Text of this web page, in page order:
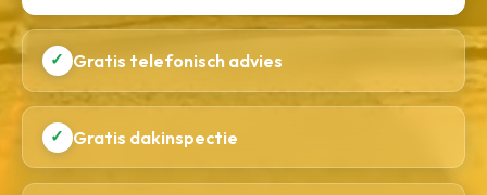
✓ Gratis telefonisch advies
✓ Gratis dakinspectie